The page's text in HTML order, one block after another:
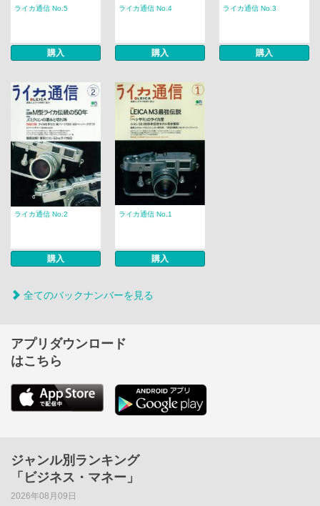
ライカ通信 No.5
購入
ライカ通信 No.4
購入
ライカ通信 No.3
購入
ライカ通信 No.2
購入
ライカ通信 No.1
購入
全てのバックナンバーを見る
アプリダウンロード
はこちら
ジャンル別ランキング
「ビジネス・マネー」
2026年08月09日